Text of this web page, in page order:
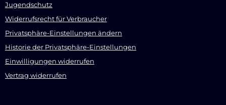
Jugendschutz
Widerrufsrecht für Verbraucher
Privatsphäre-Einstellungen ändern
Historie der Privatsphäre-Einstellungen
Einwilligungen widerrufen
Vertrag widerrufen